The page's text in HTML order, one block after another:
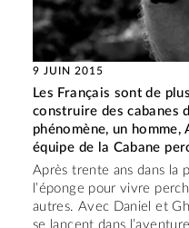
9 JUIN 2015
Les Français sont de
construire des cabanes
phénomène, un
équipe de la Cabane
Après trente ans dans la
l’éponge pour vivre
autres. Avec Daniel et
se lancent dans